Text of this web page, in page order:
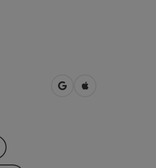
Otevřít v Mapách Google
Otevřít v Mapách